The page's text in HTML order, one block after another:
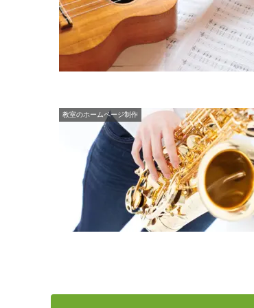
教室のホームページ制作